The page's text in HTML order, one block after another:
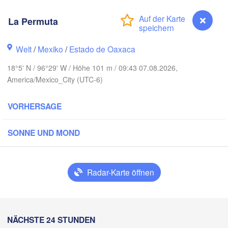
La Permuta
Welt/Mexiko /Estado de Oaxaca
18°5' N / 96°29' W / Höhe 101 m / 09:43 07.08.2026,
America/Mexico_City (UTC-6)
VORHERSAGE
SONNE UND MOND
Radar-Karte öffnen
NÄCHSTE 24 STUNDEN
Reynosa
Ciudad Victoria
Poza Rica
La Permuta
H